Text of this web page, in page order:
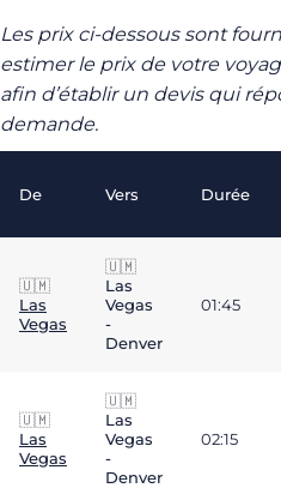
Les prix ci-dessous sont
estimer le prix de votre
afin d’établir un devis qui
demande.
De Vers Durée
🇺🇲
Las
Vegas
🇺🇲
Las
Vegas
-
Denver
01:45
🇺🇲
Las
Vegas
🇺🇲
Las
Vegas
-
Denver
02:15